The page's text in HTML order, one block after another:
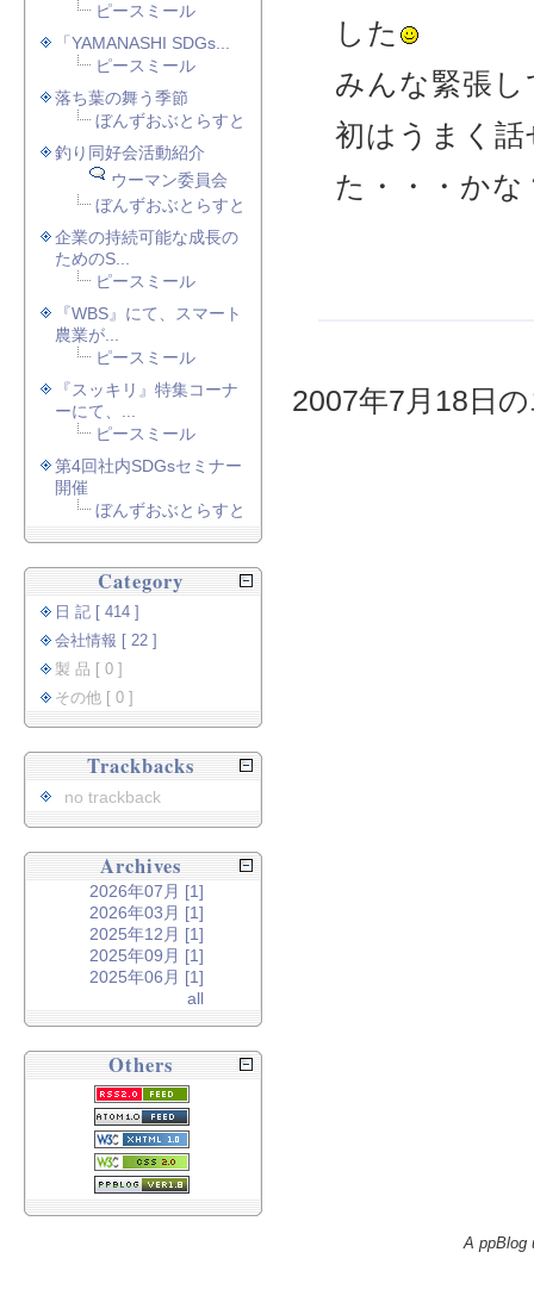
した
みんな緊張
初はうまく
た・・・かな
2007年7月18日
ピースミール
「YAMANASHI SDGs...
ピースミール
落ち葉の舞う季節
ぼんずおぶとらすと
釣り同好会活動紹介
ウーマン委員会
ぼんずおぶとらすと
企業の持続可能な成長の
ためのS...
ピースミール
『WBS』にて、スマート
農業が...
ピースミール
『スッキリ』特集コーナ
ーにて、...
ピースミール
第4回社内SDGsセミナー
開催
ぼんずおぶとらすと
Category
日 記 [ 414 ]
会社情報 [ 22 ]
製 品 [ 0 ]
その他 [ 0 ]
Trackbacks
no trackback
Archives
2026年07月 [1]
2026年03月 [1]
2025年12月 [1]
2025年09月 [1]
2025年06月 [1]
all
Others
A ppBlog